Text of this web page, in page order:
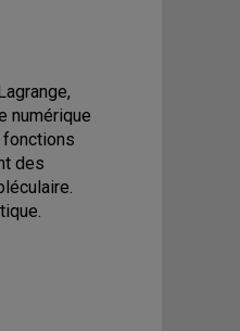
numérique
des